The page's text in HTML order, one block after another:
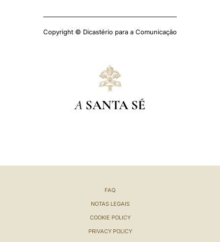
Copyright © Dicastério para a Comunicação
A SANTA SÉ
FAQ
NOTAS LEGAIS
COOKIE POLICY
PRIVACY POLICY